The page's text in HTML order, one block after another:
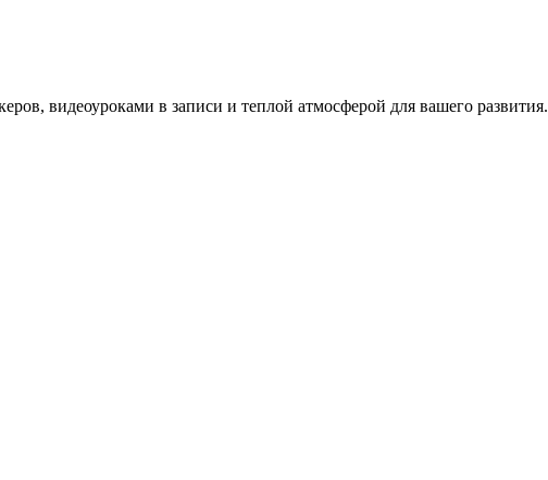
видеоуроками в записи и теплой атмосферой для вашего развития.